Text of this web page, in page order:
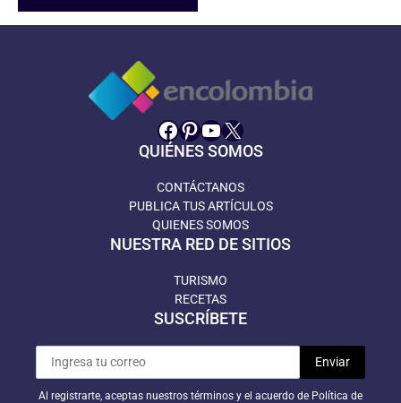
Facebook
Pinterest
YouTube
X
QUIÉNES SOMOS
CONTÁCTANOS
PUBLICA TUS ARTÍCULOS
QUIENES SOMOS
NUESTRA RED DE SITIOS
TURISMO
RECETAS
SUSCRÍBETE
Al registrarte, aceptas nuestros términos y el acuerdo de Política de